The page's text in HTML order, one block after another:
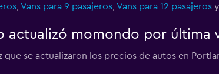
Ver precios
, Vans para 9 pasajeros, Vans para 12 pasajerosy
actualizó momondo por última
que se actualizaron los precios de autos en